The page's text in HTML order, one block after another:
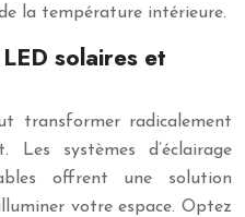
la température intérieure.
solaires et
transformer radicalement
Les systèmes d’éclairage
offrent une solution
votre espace. Optez